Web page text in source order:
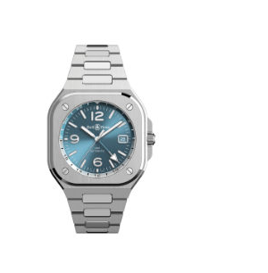
が主流の腕時計市場において、四隅にビス
時刻を読み取るための機能美そのものです。
り、ファッション性と実用性を両立した時計